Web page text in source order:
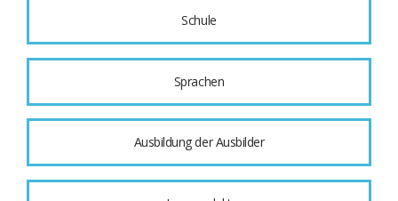
Schule
Sprachen
Ausbildung der Ausbilder